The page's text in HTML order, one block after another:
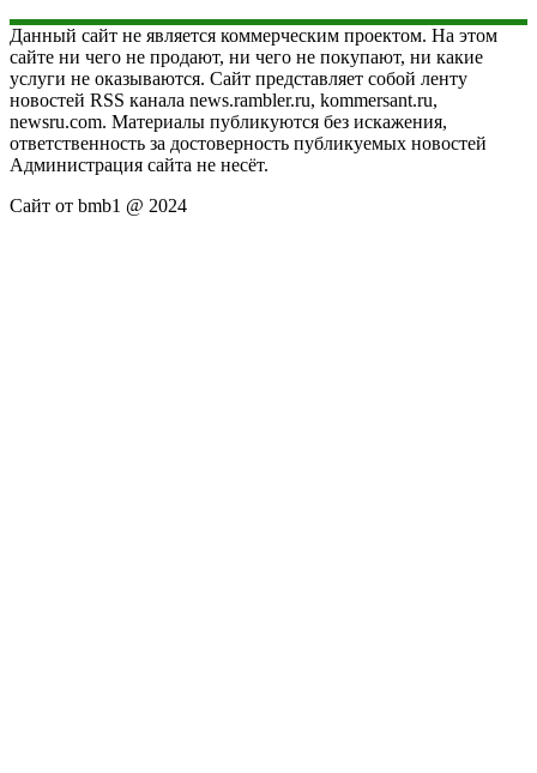
Данный сайт не является коммерческим проектом. На этом
сайте ни чего не продают, ни чего не покупают, ни какие
услуги не оказываются. Сайт представляет собой ленту
новостей RSS канала news.rambler.ru, kommersant.ru,
newsru.com. Материалы публикуются без искажения,
ответственность за достоверность публикуемых новостей
Администрация сайта не несёт.
Сайт от bmb1 @ 2024